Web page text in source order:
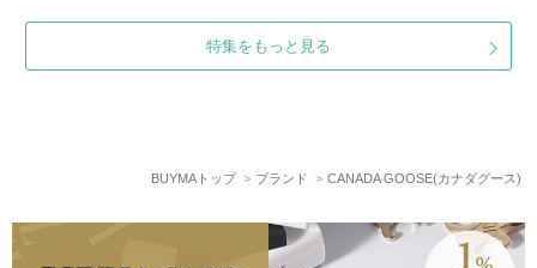
特集をもっと見る
BUYMAトップ ブランド CANADA GOOSE(カナダグース)